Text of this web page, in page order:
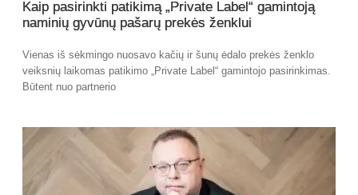
Kaip pasirinkti patikimą „Private Label“ gamintoją
naminių gyvūnų pašarų prekės ženklui
Vienas iš sėkmingo nuosavo kačių ir šunų ėdalo prekės ženklo
veiksnių laikomas patikimo „Private Label“ gamintojo pasirinkimas.
Būtent nuo partnerio